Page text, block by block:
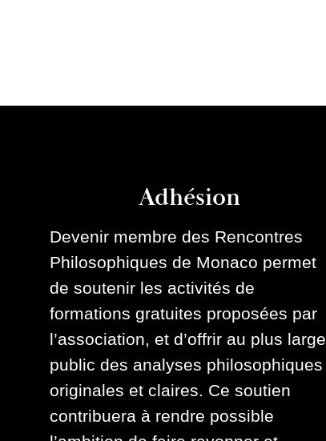
Adhésion
Devenir membre des Rencontres
Philosophiques de Monaco permet
de soutenir les activités de
formations gratuites proposées par
l’association, et d’offrir au plus large
public des analyses philosophiques
originales et claires. Ce soutien
contribuera à rendre possible